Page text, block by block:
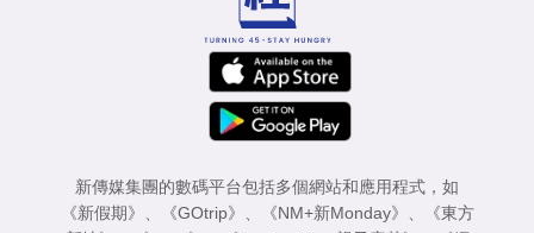
新傳媒集團的數碼平台包括多個網站和應用程式，如
《新假期》
《GOtrip》 《NM+新Monday》
《東方